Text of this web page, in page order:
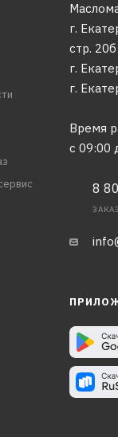
г.
стр. 20б
г.
г.
Время
с 09:00
8